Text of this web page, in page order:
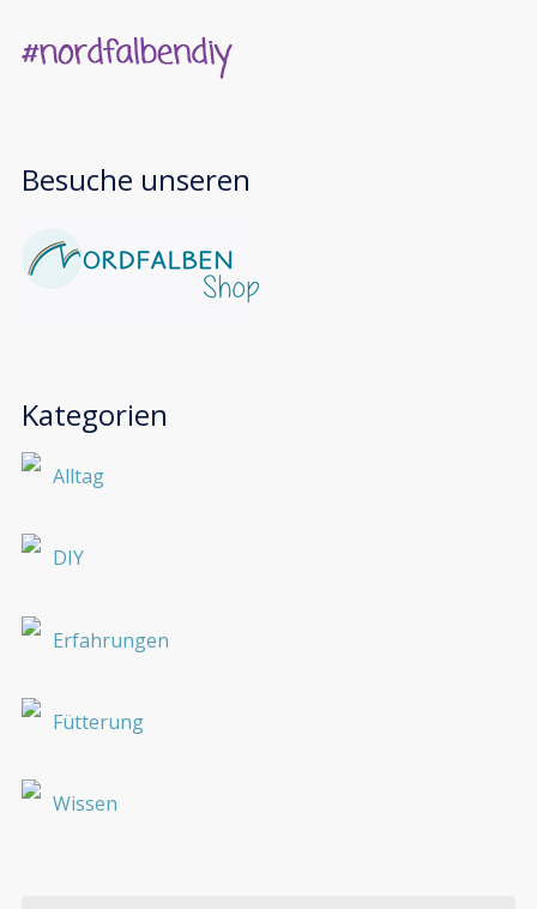
Besuche unseren
Kategorien
Alltag
DIY
Erfahrungen
Fütterung
Wissen